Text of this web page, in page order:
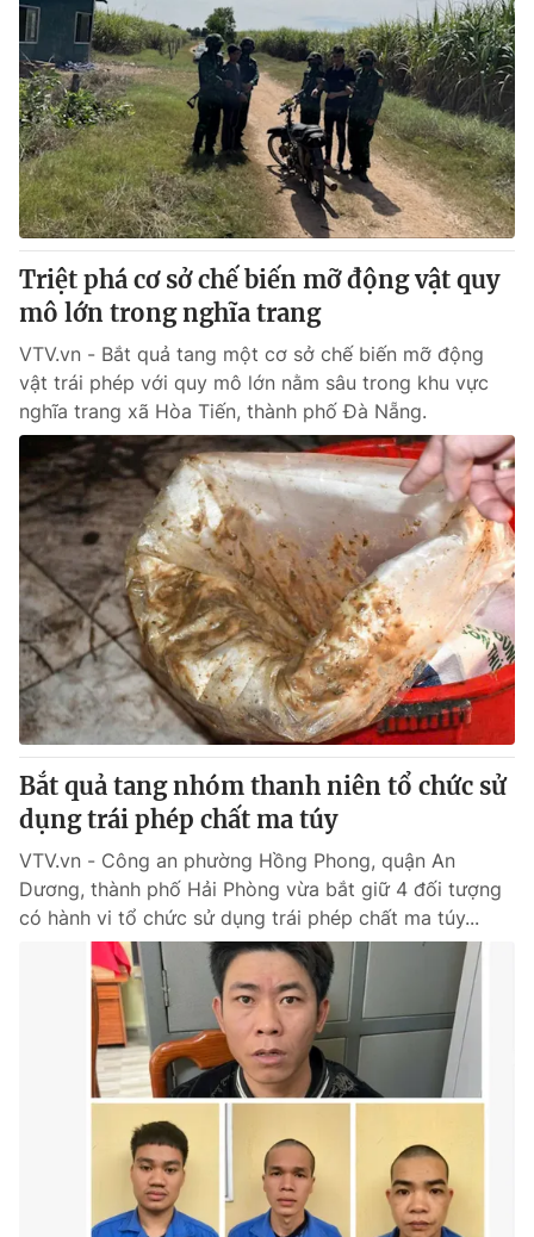
® Cấm sao chép dưới mọi hình thức nếu không có sự chấp
thuận bằng văn bản. Ghi rõ nguồn VTV.vn khi phát hành lại
thông tin từ website này.
Triệt phá cơ sở chế biến mỡ động vật quy
mô lớn trong nghĩa trang
VTV.vn - Bắt quả tang một cơ sở chế biến mỡ động
vật trái phép với quy mô lớn nằm sâu trong khu vực
nghĩa trang xã Hòa Tiến, thành phố Đà Nẵng.
Bắt quả tang nhóm thanh niên tổ chức sử
dụng trái phép chất ma túy
VTV.vn - Công an phường Hồng Phong, quận An
Dương, thành phố Hải Phòng vừa bắt giữ 4 đối tượng
có hành vi tổ chức sử dụng trái phép chất ma túy...